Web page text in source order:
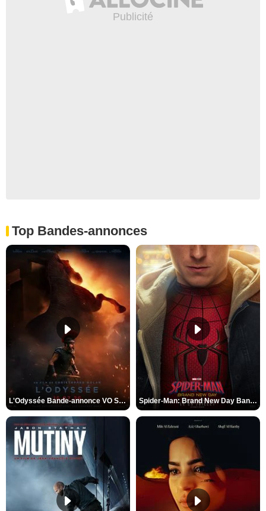
Top Bandes-annonces
L'Odyssée Bande-annonce VO STFR Spider-Man: Brand New Day Bande-annonce VO STFR